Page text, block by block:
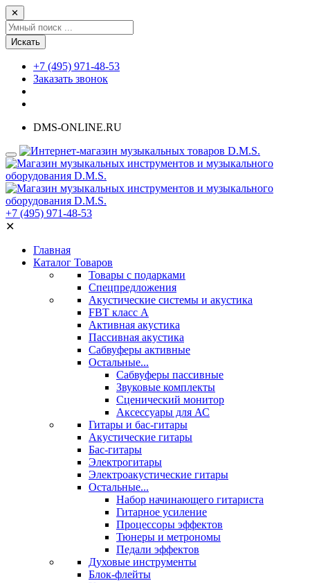
✕
Искать
+7 (495) 971-48-53
Заказать звонок
DMS-ONLINE.RU
+7 (495) 971-48-53
✕
Главная
Каталог Товаров
Товары с подарками
Спецпредложения
Акустические системы и акустика
FBT класс А
Активная акустика
Пассивная акустика
Сабвуферы активные
Остальные...
Сабвуферы пассивные
Звуковые комплекты
Сценический монитор
Аксессуары для АС
Гитары и бас-гитары
Акустические гитары
Бас-гитары
Электрогитары
Электроакустические гитары
Остальные...
Набор начинающего гитариста
Гитарное усиление
Процессоры эффектов
Тюнеры и метрономы
Педали эффектов
Духовые инструменты
Блок-флейты